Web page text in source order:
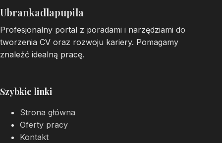
Ubrankadlapupila
Profesjonalny portal z poradami i narzędziami do
tworzenia CV oraz rozwoju kariery. Pomagamy
znaleźć idealną pracę.
Szybkie linki
Strona główna
Oferty pracy
Kontakt